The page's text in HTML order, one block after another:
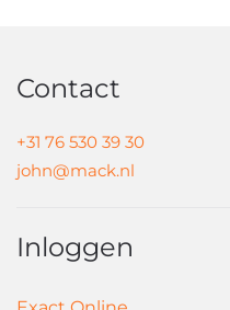
Contact
+31 76 530 39 30
john@mack.nl
Inloggen